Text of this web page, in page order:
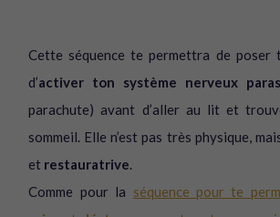
Cette séquence te permettra de poser
d’activer ton système nerveux
parachute) avant d’aller au lit et
sommeil. Elle n’est pas très physique,
et restauratrive.
Comme pour la séquence pour te